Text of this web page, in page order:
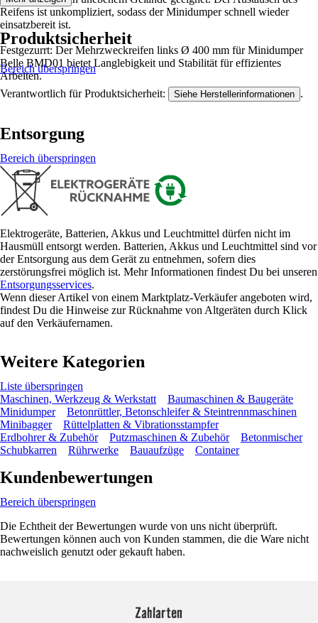
Reifens ist unkompliziert, sodass der Minidumper schnell wieder
einsatzbereit ist.
Festgezurrt: Der Mehrzweckreifen links Ø 400 mm für Minidumper
Belle BMD01 bietet Langlebigkeit und Stabilität für effizientes
Arbeiten.
Produktsicherheit
Bereich überspringen
Verantwortlich für Produktsicherheit: Siehe Herstellerinformationen .
Entsorgung
Bereich überspringen
Elektrogeräte, Batterien, Akkus und Leuchtmittel dürfen nicht im
Hausmüll entsorgt werden. Batterien, Akkus und Leuchtmittel sind vor
der Entsorgung aus dem Gerät zu entnehmen, sofern dies
zerstörungsfrei möglich ist. Mehr Informationen findest Du bei unseren
Entsorgungsservices.
Wenn dieser Artikel von einem Marktplatz-Verkäufer angeboten wird,
findest Du die Hinweise zur Rücknahme von Altgeräten durch Klick
auf den Verkäufernamen.
Weitere Kategorien
Liste überspringen
Maschinen, Werkzeug & Werkstatt
Baumaschinen & Baugeräte
Minidumper
Betonrüttler, Betonschleifer & Steintrennmaschinen
Minibagger
Rüttelplatten & Vibrationsstampfer
Erdbohrer & Zubehör
Putzmaschinen & Zubehör
Betonmischer
Schubkarren
Rührwerke Bauaufzüge Container
Kundenbewertungen
Bereich überspringen
Die Echtheit der Bewertungen wurde von uns nicht überprüft.
Bewertungen können auch von Kunden stammen, die die Ware nicht
nachweislich genutzt oder gekauft haben.
Zahlarten